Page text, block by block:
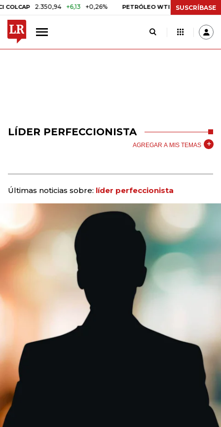
2.350,94 +6,13 +0,26% PETRÓLEO WTI US$ 78,01 US$
SUSCRÍBASE
LÍDER PERFECCIONISTA
AGREGAR A MIS TEMAS
Últimas noticias sobre: líder perfeccionista